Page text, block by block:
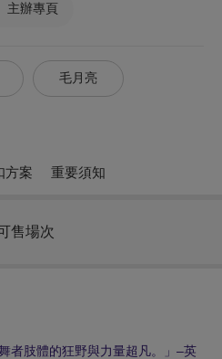
主辦專頁
毛月亮
方案 重要須知
售場次
者肢體的狂野與力量超凡。」–英